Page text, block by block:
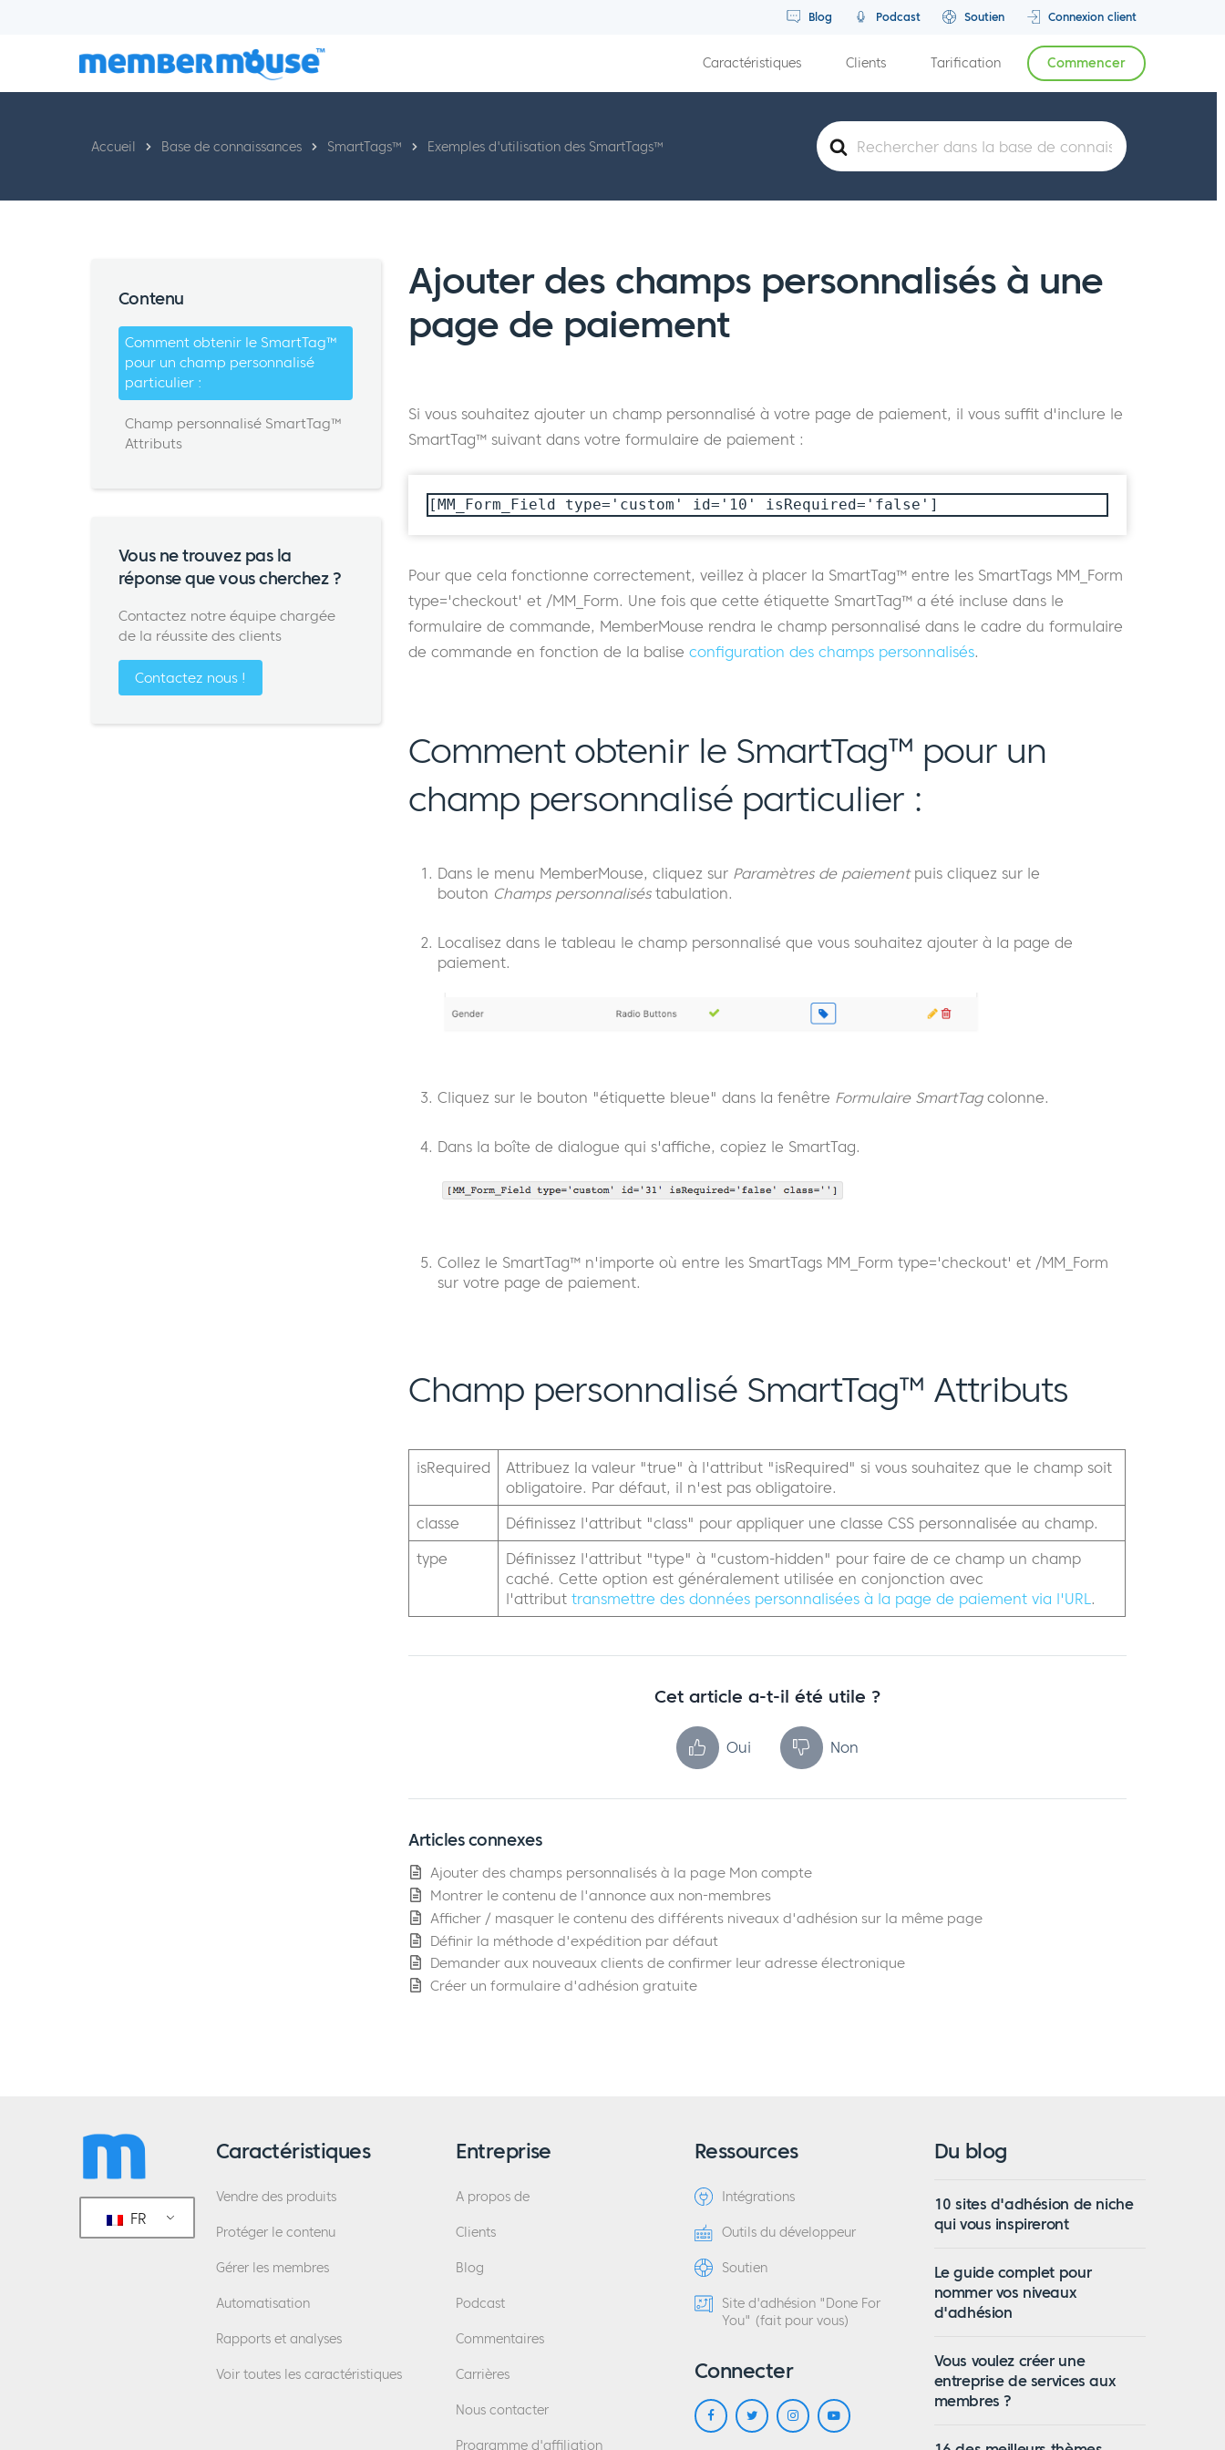
Blog Podcast Soutien Connexion client
Caractéristiques Clients Tarification Commencer
Rechercher
Accueil Base de connaissances SmartTags™ Exemples d'utilisation des SmartTags™
Ajouter des champs personnalisés à une
page de paiement
Si vous souhaitez ajouter un champ personnalisé à votre page de paiement, il vous suffit d'inclure le
SmartTag™ suivant dans votre formulaire de paiement :
[MM_Form_Field type='custom' id='10' isRequired='false']
Pour que cela fonctionne correctement, veillez à placer la SmartTag™ entre les SmartTags MM_Form
type='checkout' et /MM_Form. Une fois que cette étiquette SmartTag™ a été incluse dans le
formulaire de commande, MemberMouse rendra le champ personnalisé dans le cadre du formulaire
de commande en fonction de la balise configuration des champs personnalisés.
Comment obtenir le SmartTag™ pour un
champ personnalisé particulier :
Dans le menu MemberMouse, cliquez sur Paramètres de paiementpuis cliquez sur le
bouton Champs personnaliséstabulation.
Localisez dans le tableau le champ personnalisé que vous souhaitez ajouter à la page de
paiement.
Cliquez sur le bouton "étiquette bleue" dans la fenêtre Formulaire SmartTagcolonne.
Dans la boîte de dialogue qui s'affiche, copiez le SmartTag.
Collez le SmartTag™ n'importe où entre les SmartTags MM_Form type='checkout' et /MM_Form
sur votre page de paiement.
Champ personnalisé SmartTag™ Attributs
isRequired
Attribuez la valeur "true" à l'attribut "isRequired" si vous souhaitez que le champ soit
obligatoire. Par défaut, il n'est pas obligatoire.
classe
Définissez l'attribut "class" pour appliquer une classe CSS personnalisée au champ.
type
Définissez l'attribut "type" à "custom-hidden" pour faire de ce champ un champ
caché. Cette option est généralement utilisée en conjonction avec
l'attribut transmettre des données personnalisées à la page de paiement via l'URL .
Cet article a-t-il été utile ?
Oui Non
Articles connexes
Ajouter des champs personnalisés à la page Mon compte
Montrer le contenu de l'annonce aux non-membres
Afficher / masquer le contenu des différents niveaux d'adhésion sur la même page
Définir la méthode d'expédition par défaut
Demander aux nouveaux clients de confirmer leur adresse électronique
Créer un formulaire d'adhésion gratuite
Contenu
Comment obtenir le SmartTag™
pour un champ personnalisé
particulier :
Champ personnalisé SmartTag™
Attributs
Vous ne trouvez pas la
réponse que vous cherchez ?
Contactez notre équipe chargée
de la réussite des clients
Contactez nous !
FR
Caractéristiques
Vendre des produits
Protéger le contenu
Gérer les membres
Automatisation
Rapports et analyses
Voir toutes les caractéristiques
Entreprise
A propos de
Clients
Blog
Podcast
Commentaires
Carrières
Nous contacter
Programme d'affiliation
Ressources
Intégrations
Outils du développeur
Soutien
Site d'adhésion "Done For
You" (fait pour vous)
Connecter
Du blog
10 sites d'adhésion de niche
qui vous inspireront
Le guide complet pour
nommer vos niveaux
d'adhésion
Vous voulez créer une
entreprise de services aux
membres ?